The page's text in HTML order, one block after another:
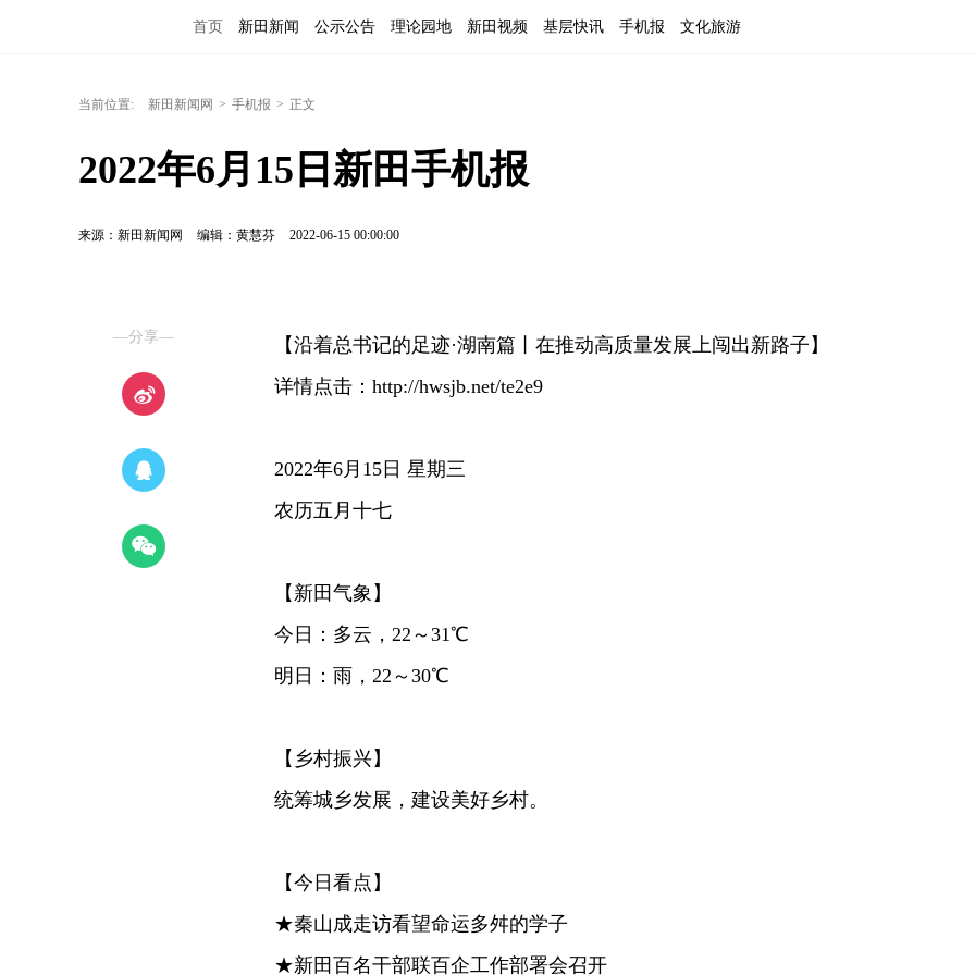
首页 新田新闻 公示公告 理论园地 新田视频 基层快讯 手机报 文化旅游
当前位置: 新田新闻网 > 手机报 > 正文
2022年6月15日新田手机报
来源：新田新闻网 编辑：黄慧芬 2022-06-15 00:00:00
—分享—
【沿着总书记的足迹·湖南篇丨在推动高质量发展上闯出新路子】
详情点击：http://hwsjb.net/te2e9
2022年6月15日 星期三
农历五月十七
【新田气象】
今日：多云，22～31℃
明日：雨，22～30℃
【乡村振兴】
统筹城乡发展，建设美好乡村。
【今日看点】
★秦山成走访看望命运多舛的学子
★新田百名干部联百企工作部署会召开